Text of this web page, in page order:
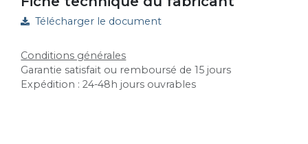
Télécharger le document
Conditions générales
Garantie satisfait ou remboursé de 15 jours
Expédition : 24-48h jours ouvrables